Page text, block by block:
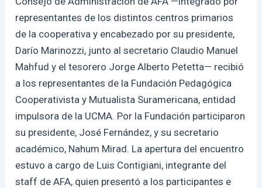
representantes de los distintos centros primarios
de la cooperativa y encabezado por su presidente,
Darío Marinozzi, junto al secretario Claudio Manuel
Mahfud y el tesorero Jorge Alberto Petetta— recibió
a los representantes de la Fundación Pedagógica
Cooperativista y Mutualista Suramericana, entidad
impulsora de la UCMA. Por la Fundación participaron
su presidente, José Fernández, y su secretario
académico, Nahum Mirad. La apertura del encuentro
estuvo a cargo de Luis Contigiani, integrante del
staff de AFA, quien presentó a los participantes e